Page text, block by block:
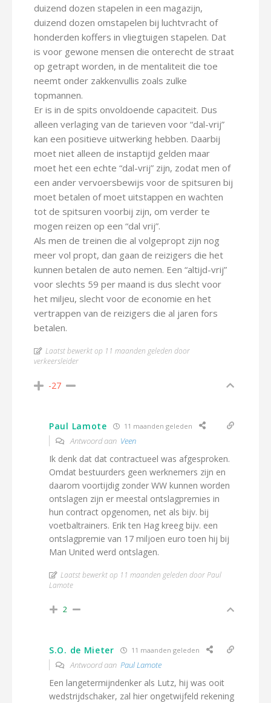
duizend dozen stapelen in een magazijn,
duizend dozen omstapelen bij luchtvracht of
honderden koffers in vliegtuigen stapelen. Dat
is voor gewone mensen die onterecht de straat
op getrapt worden, in de mentaliteit die toe
neemt onder zakkenvullis zoals zulke
topmannen.
Er is in de spits onvoldoende capaciteit. Dus
alleen verlaging van de tarieven voor “dal-vrij”
kan een positieve uitwerking hebben. Daarbij
moet niet alleen de instaptijd gelden maar
moet het een echte “dal-vrij” zijn, zodat men of
een ander vervoersbewijs voor de spitsuren bij
moet betalen of moet uitstappen en wachten
tot de spitsuren voorbij zijn, om verder te
mogen reizen op een “dal vrij”.
Als men de treinen die al volgepropt zijn nog
meer vol propt, dan gaan de reizigers die het
kunnen betalen de auto nemen. Een “altijd-vrij”
voor slechts 59 per maand is dus slecht voor
het miljeu, slecht voor de economie en het
vertrappen van de reizigers die al jaren fors
betalen.
Laatst bewerkt op 11 maanden geleden door
verkeersleider
-27
Paul Lamote 11 maanden geleden
Antwoord aan Veen
Ik denk dat dat contractueel was afgesproken.
Omdat bestuurders geen werknemers zijn en
daarom voortijdig zonder WW kunnen worden
ontslagen zijn er meestal ontslagpremies in
hun contract opgenomen, net als bijv. bij
voetbaltrainers. Erik ten Hag kreeg bijv. een
ontslagpremie van 17 miljoen euro toen hij bij
Man United werd ontslagen.
Laatst bewerkt op 11 maanden geleden door Paul
Lamote
2
S.O. de Mieter 11 maanden geleden
Antwoord aan Paul Lamote
Een langetermijndenker als Lutz, hij was ooit
wedstrijdschaker, zal hier ongetwijfeld rekening